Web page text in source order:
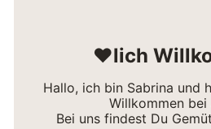
❤lich
Hallo, ich bin Sabrina und
Willkommen bei
Bei uns findest Du